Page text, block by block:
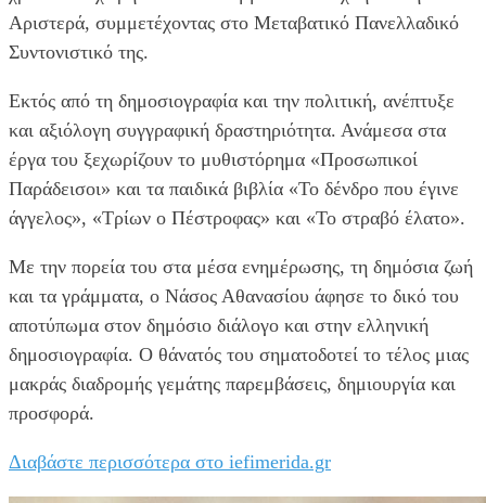
Αριστερά, συμμετέχοντας στο Μεταβατικό Πανελλαδικό
Συντονιστικό της.
Εκτός από τη δημοσιογραφία και την πολιτική, ανέπτυξε
και αξιόλογη συγγραφική δραστηριότητα. Ανάμεσα στα
έργα του ξεχωρίζουν το μυθιστόρημα «Προσωπικοί
Παράδεισοι» και τα παιδικά βιβλία «Το δένδρο που έγινε
άγγελος», «Τρίων ο Πέστροφας» και «Το στραβό έλατο».
Με την πορεία του στα μέσα ενημέρωσης, τη δημόσια ζωή
και τα γράμματα, ο Νάσος Αθανασίου άφησε το δικό του
αποτύπωμα στον δημόσιο διάλογο και στην ελληνική
δημοσιογραφία. Ο θάνατός του σηματοδοτεί το τέλος μιας
μακράς διαδρομής γεμάτης παρεμβάσεις, δημιουργία και
προσφορά.
Διαβάστε περισσότερα στο iefimerida.gr